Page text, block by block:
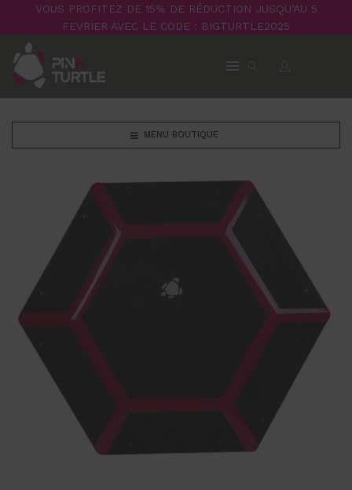
VOUS PROFITEZ DE 15% DE RÉDUCTION JUSQU’AU 5
FEVRIER AVEC LE CODE : BIGTURTLE2025
MENU BOUTIQUE